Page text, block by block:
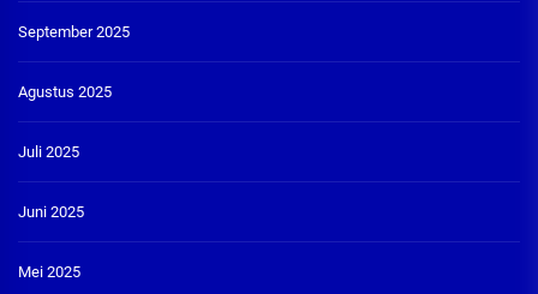
September 2025
Agustus 2025
Juli 2025
Juni 2025
Mei 2025